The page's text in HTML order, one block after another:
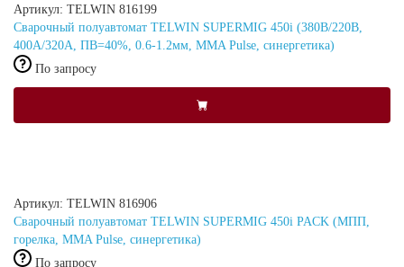
Артикул: TELWIN 816199
Сварочный полуавтомат TELWIN SUPERMIG 450i (380В/220В,
400А/320А, ПВ=40%, 0.6-1.2мм, MMA Pulse, синергетика)
По запросу
Артикул: TELWIN 816906
Сварочный полуавтомат TELWIN SUPERMIG 450i PACK (МПП,
горелка, MMA Pulse, синергетика)
По запросу